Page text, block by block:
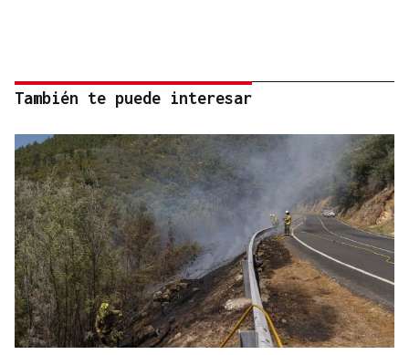
También te puede interesar